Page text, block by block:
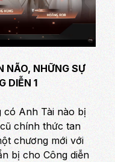
NÃO, NHỮNG SỰ
DIỄN 1
có Anh Tài nào bị
chính thức tan
chương mới với
bị cho Công diễn